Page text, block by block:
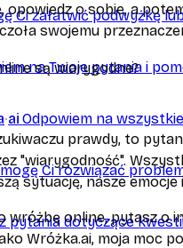
Ci załatwić podwyżkę
na Twoje pytania i
ai Odpowiem na
Ci rozwiązać
pytania dotyczące
opowiedz o sobie, a
swojemu
są wiarygodne?
prawdy, to
"wiarygodność".
sytuację, nasze
wróżbę online, pytasz o
Wróżka.ai, moja moc